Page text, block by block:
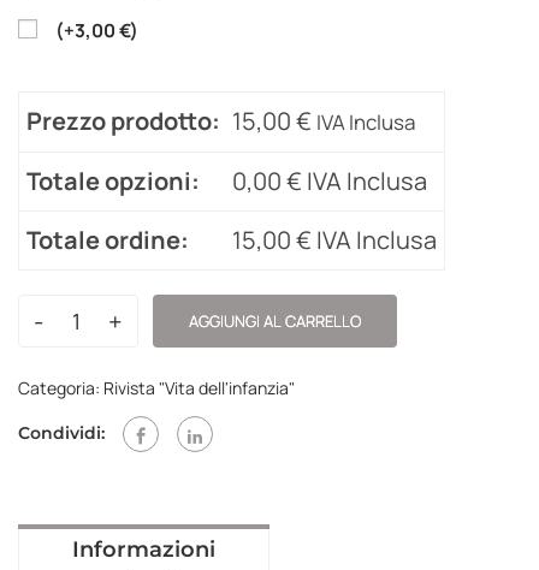
(+3,00€)
Prezzo prodotto: 15,00€ IVA Inclusa
Totale opzioni: 0,00€ IVA Inclusa
Totale ordine:
15,00€ IVA Inclusa
- + AGGIUNGI AL CARRELLO
Categoria: Rivista "Vita dell'infanzia"
Condividi:
Informazioni